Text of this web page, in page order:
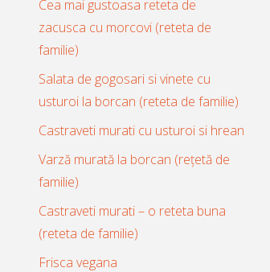
Cea mai gustoasa reteta de
zacusca cu morcovi (reteta de
familie)
Salata de gogosari si vinete cu
usturoi la borcan (reteta de familie)
Castraveti murati cu usturoi si hrean
Varză murată la borcan (rețetă de
familie)
Castraveti murati – o reteta buna
(reteta de familie)
Frisca vegana